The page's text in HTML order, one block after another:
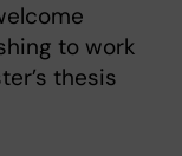
to work
thesis